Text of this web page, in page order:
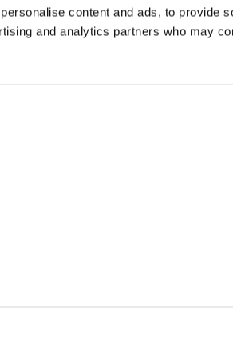
content and ads, to provide
and analytics partners who may